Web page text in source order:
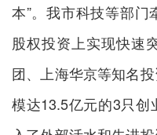
本”。我市科技等部
股权投资上实现快速
团、上海华京等知名
模达13.5亿元的3只创